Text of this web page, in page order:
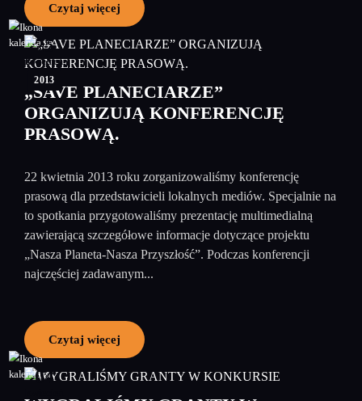
Czytaj więcej
25
kwiecień
2013
„SAVE PLANECIARZE”
ORGANIZUJĄ KONFERENCJĘ
PRASOWĄ.
22 kwietnia 2013 roku zorganizowaliśmy konferencję
prasową dla przedstawicieli lokalnych mediów. Specjalnie na
to spotkania przygotowaliśmy prezentację multimedialną
zawierającą szczegółowe informacje dotyczące projektu
„Nasza Planeta-Nasza Przyszłość”. Podczas konferencji
najczęściej zadawanym...
Czytaj więcej
04